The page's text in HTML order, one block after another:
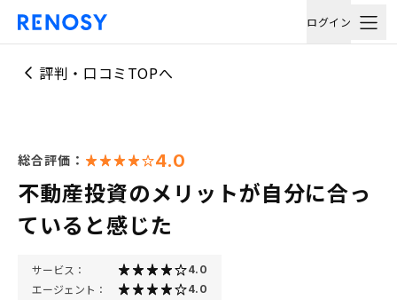
ログイン
評判・口コミTOPへ
総合評価： 4.0
不動産投資のメリットが自分に合っ
ていると感じた
サービス： 4.0
エージェント： 4.0